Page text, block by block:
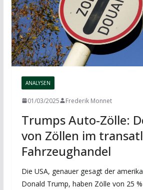
ANALYSEN
01/03/2025 Frederik Monnet
Trumps Auto-Zölle:
von Zöllen im
Fahrzeughandel
Die USA, genauer gesagt der
Donald Trump, haben Zölle von 25